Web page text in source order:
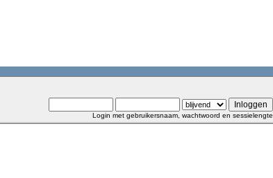
Login met gebruikersnaam, wachtwoord en sessielengte